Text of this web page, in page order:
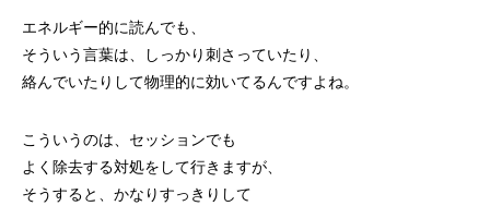
エネルギー的に読んでも、
そういう言葉は、しっかり刺さっていたり、
絡んでいたりして物理的に効いてるんですよね。
こういうのは、セッションでも
よく除去する対処をして行きますが、
そうすると、かなりすっきりして